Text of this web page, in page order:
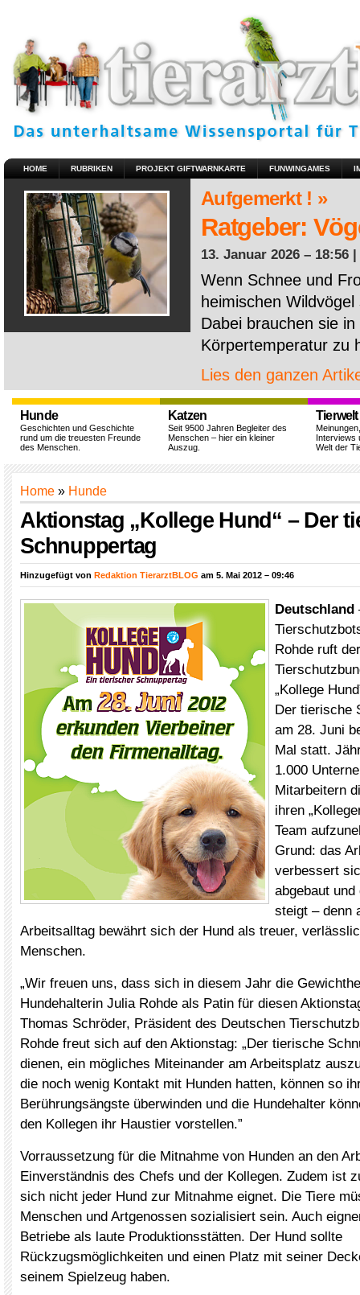
HOME RUBRIKEN PROJEKT GIFTWARNKARTE FUNWINGAMES
Aufgemerkt ! »
Ratgeber:
13. Januar 2026 – 18:56 |
Wenn Schnee und
heimischen
Dabei brauchen sie
Körpertemperatur zu
Lies den ganzen
Hunde
Geschichten und Geschichte
rund um die treuesten Freunde
des Menschen.
Katzen
Seit 9500 Jahren Begleiter des
Menschen – hier ein kleiner
Auszug.
Tierwelt
Interviews
Welt der
Home » Hunde
Aktionstag „Kollege Hund“ – Der
Schnuppertag
Hinzugefügt von Redaktion TierarztBLOG am 5. Mai 2012 – 09:46
Deutschland
Rohde ruft
„Kollege
Der tierische
am 28. Juni
Mal statt.
1.000
Mitarbeitern
ihren
Team
Grund: das
verbessert
abgebaut
steigt – denn
Arbeitsalltag bewährt sich der Hund als treuer,
Menschen.
„Wir freuen uns, dass sich in diesem Jahr die
Hundehalterin Julia Rohde als Patin für diesen
Thomas Schröder, Präsident des Deutschen
Rohde freut sich auf den Aktionstag: „Der tierische
dienen, ein mögliches Miteinander am Arbeitsplatz
die noch wenig Kontakt mit Hunden hatten, können so
Berührungsängste überwinden und die Hundehalter
den Kollegen ihr Haustier vorstellen.”
Vorraussetzung für die Mitnahme von Hunden an den
Einverständnis des Chefs und der Kollegen. Zudem ist
sich nicht jeder Hund zur Mitnahme eignet. Die Tiere
Menschen und Artgenossen sozialisiert sein. Auch
Betriebe als laute Produktionsstätten. Der Hund sollte
Rückzugsmöglichkeiten und einen Platz mit seiner
seinem Spielzeug haben.